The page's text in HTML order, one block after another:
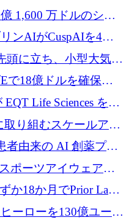
ハイテク資金調達取引
億 1,600 万ドルのシリ
用した倉庫自動化を
ンAIがCuspAIを4億
で支援
頭に立ち、小型大気質
エア政策の中心に据
で18億ドルを確保、
ヒーローを130億ユー
トは2027年に米国の
EQT Life Sciences を
トメントで支援
り組むスケールアッ
者由来の AI 創薬プラ
ために 300 万ユーロ
ポーツアイウェアの
ロを調達
か18か月でPrior Labs
で買収
ーローを130億ユーロ